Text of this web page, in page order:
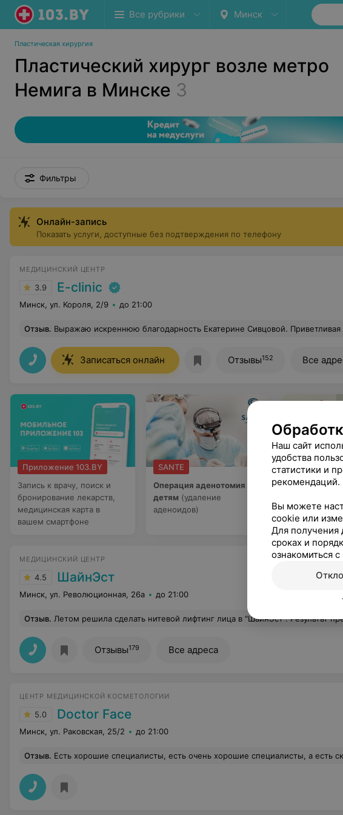
Все рубрики Минск
Пластическая хирургия
Пластический хирург возле метро
Немига в Минске 3
Фильтры
Онлайн-запись
Показать услуги, доступные без подтверждения по телефону
МЕДИЦИНСКИЙ ЦЕНТР
3.9 E-clinic
Минск, ул. Короля, 2/9 до 21:00
Отзыв. Выражаю искреннюю благодарность Екатерине Сивцовой. Приветливая и внимательная девушка, при этом во время процедуры чувствуешь себя в надежных руках. Хочу отметить высокую компетентность и профессионализм. Она подробно ответила на все вопросы. Я осталась очень довольна процедурой и уровнем обслуживания. Спасибо Екатерине за внимание к пациентам
Записаться онлайн Отзывы152 Все
Приложение 103.BY
Запись к врачу, поиск и
бронирование лекарств,
медицинская карта в
вашем смартфоне
SANTE
Операция аденотомия
детям (удаление
аденоидов)
Супрамед
Интимное
гинекологии.
после родов
МЕДИЦИНСКИЙ ЦЕНТР
4.5 ШайнЭст
Минск, ул. Революционная, 26а до 21:00
Отзыв. Летом решила сделать нитевой лифтинг лица в "ШайнЭст". Результат превзошел все ожидания! Лицо выглядит моложе, кожа подтянутая, а реабилитационный период прошел легко и быстро. Мне очень понравился результат, спасибо профессионалам
Отзывы179 Все адреса
ЦЕНТР МЕДИЦИНСКОЙ КОСМЕТОЛОГИИ
5.0 Doctor Face
Минск, ул. Раковская, 25/2 до 21:00
Отзыв. Есть хорошие специалисты, есть очень хорошие специалисты, а есть сказочные феи - это когда приходишь не как в клинику, а в уютное пространство с цветами и лавандой на балкончике, загадываешь желание, не вникая в детали и названия процедур, пара взмахов волшебной палочкой феи, пара каких-то пузырьков с надписями почти на латыни, пара дней... и в зеркале уже как будто твое же отражение, но на десяток лет раньше. Хогвартс открыл курсы для косметологов, не иначе) Очень долго выбирал кому доверить лицо,
Наш сайт
удобства
статистики и
рекомендаций.
Вы можете
cookie или
Для получения
сроках и
ознакомиться